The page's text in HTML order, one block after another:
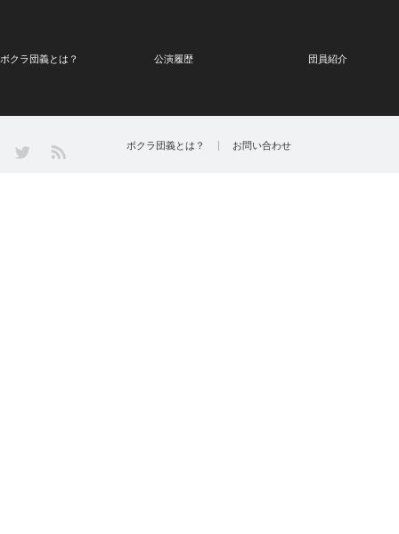
ボクラ団義とは？ 公演履歴 団員紹介
Twitter ボクラ団義とは？ お問い合わせ